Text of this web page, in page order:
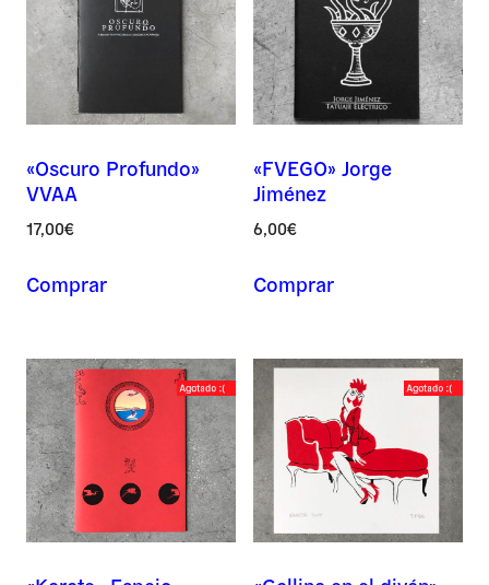
«Oscuro Profundo»
VVAA
17,00€
Comprar
«FVEGO» Jorge
Jiménez
6,00€
Comprar